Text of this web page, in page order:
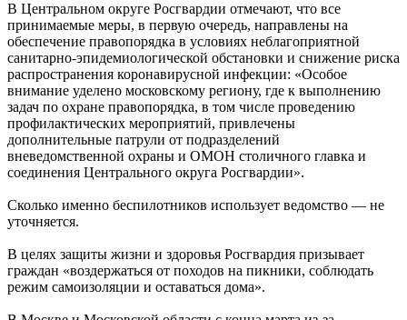
В Центральном округе Росгвардии отмечают, что все
принимаемые меры, в первую очередь, направлены на
обеспечение правопорядка в условиях неблагоприятной
санитарно-эпидемиологической обстановки и снижение риска
распространения коронавирусной инфекции: «Особое
внимание уделено московскому региону, где к выполнению
задач по охране правопорядка, в том числе проведению
профилактических мероприятий, привлечены
дополнительные патрули от подразделений
вневедомственной охраны и ОМОН столичного главка и
соединения Центрального округа Росгвардии».
Сколько именно беспилотников использует ведомство — не
уточняется.
В целях защиты жизни и здоровья Росгвардия призывает
граждан «воздержаться от походов на пикники, соблюдать
режим самоизоляции и оставаться дома».